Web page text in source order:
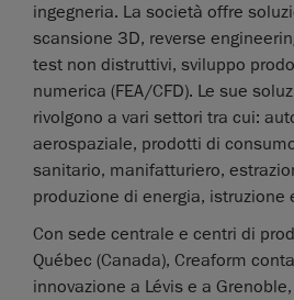
ingegneria. La società offre
scansione 3D, reverse
test non distruttivi, sviluppo
numerica (FEA/CFD). Le sue
rivolgono a vari settori tra cui:
aerospaziale, prodotti di
sanitario, manifatturiero,
produzione di energia, istruzione
Con sede centrale e centri di
Québec (Canada), Creaform
innovazione a Lévis e a